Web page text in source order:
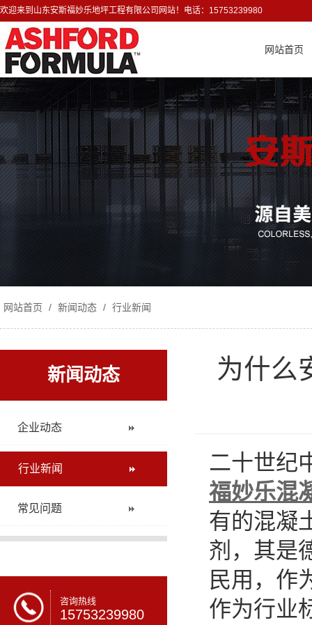
欢迎来到山东安斯福妙乐地坪工程有限公司网站！电话：15753239980
网站首页
网站首页 / 新闻动态 / 行业新闻
新闻动态
企业动态
行业新闻
常见问题
咨询热线
15753239980
为什么
二十世纪
福妙乐混
有的混凝
剂，其是
民用，作
作为行业